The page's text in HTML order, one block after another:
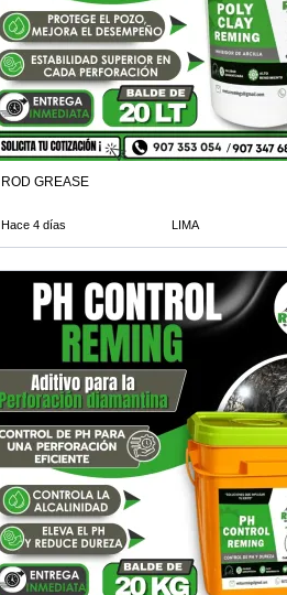
ROD GREASE
Hace 4 días LIMA